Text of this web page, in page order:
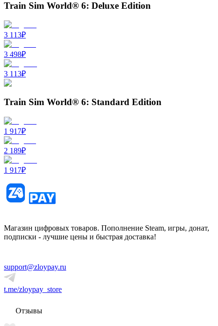
Train Sim World® 6: Deluxe Edition
3 113₽
3 498₽
3 113₽
Train Sim World® 6: Standard Edition
1 917₽
2 189₽
1 917₽
Магазин цифровых товаров. Пополнение Steam, игры, донат,
подписки - лучшие цены и быстрая доставка!
support@zloypay.ru
t.me/zloypay_store
Отзывы